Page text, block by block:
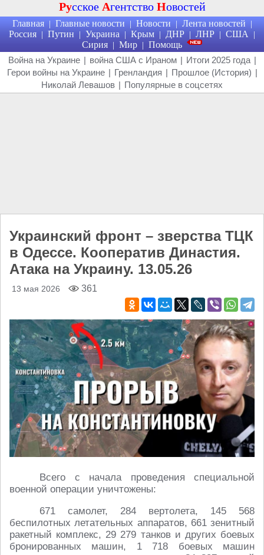
Русское Агентство Новостей
Главная | Главные новости | Новости | Лента новостей |
Россия | Путин | Украина | Крым | ДНР | ЛНР | США |
Сирия | Мир | Помощь
Война на Украине | война США с Ираном | Итоги 2025 года |
Герои войны на Украине | Гренландия | Прошлое (История) |
Николай Левашов | Популярные в соцсетях
Украинский фронт – зверства ТЦК
в Одессе. Кооператив Династия.
Атака на Украину. 13.05.26
13 мая 2026 361
Всего с начала проведения специальной
военной операции уничтожены:
671 самолет, 284 вертолета, 145 568
беспилотных летательных аппаратов, 661 зенитный
ракетный комплекс, 29 279 танков и других боевых
бронированных машин, 1 718 боевых машин